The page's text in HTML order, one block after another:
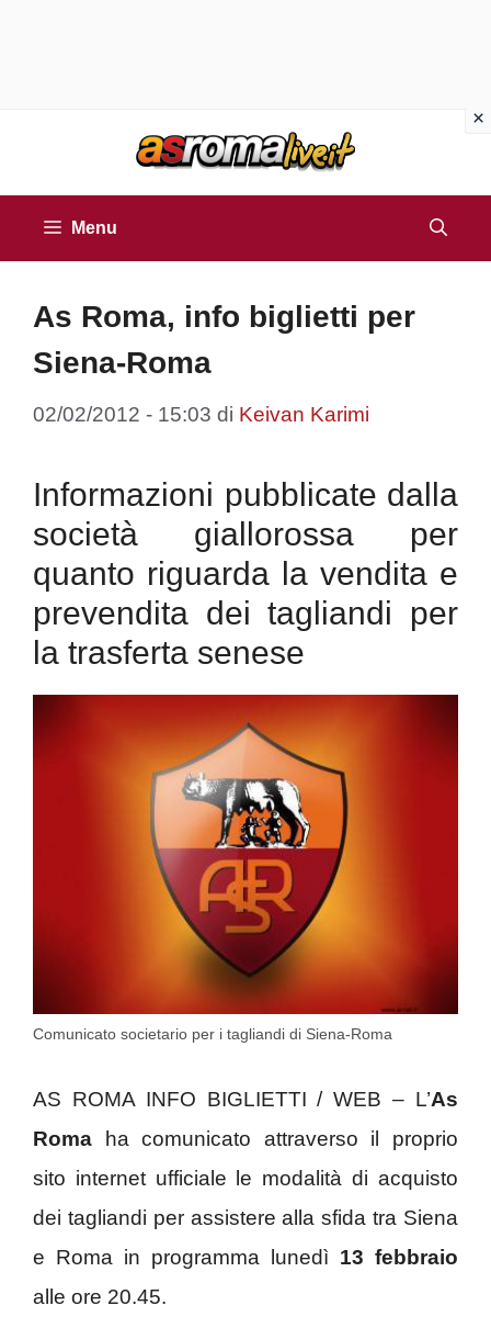
Menu
As Roma, info biglietti per
Siena-Roma
02/02/2012 - 15:03 di Keivan Karimi
Informazioni pubblicate dalla
società giallorossa per
quanto riguarda la vendita e
prevendita dei tagliandi per
la trasferta senese
Comunicato societario per i tagliandi di Siena-Roma
AS ROMA INFO BIGLIETTI / WEB – L’As
Roma ha comunicato attraverso il proprio
sito internet ufficiale le modalità di acquisto
dei tagliandi per assistere alla sfida tra Siena
e Roma in programma lunedì 13 febbraio
alle ore 20.45.